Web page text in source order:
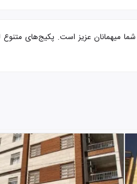
بوفه و پرسنلی مجرب آماده پذیرایی از شما میهمانان عزیز